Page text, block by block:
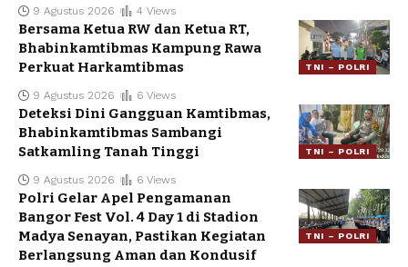
9 Agustus 2026 4 Views
TNI – POLRI
Bersama Ketua RW dan Ketua RT,
Bhabinkamtibmas Kampung Rawa
Perkuat Harkamtibmas
9 Agustus 2026 6 Views
TNI – POLRI
Deteksi Dini Gangguan Kamtibmas,
Bhabinkamtibmas Sambangi
Satkamling Tanah Tinggi
9 Agustus 2026 6 Views
TNI – POLRI
Polri Gelar Apel Pengamanan
Bangor Fest Vol. 4 Day 1 di Stadion
Madya Senayan, Pastikan Kegiatan
Berlangsung Aman dan Kondusif